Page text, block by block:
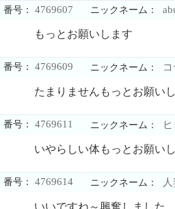
番号： 4769607 ニックネーム：
もっとお願いします
番号： 4769609 ニックネーム：
たまりませんもっとお願い
番号： 4769611 ニックネーム：
いやらしい体もっとお願い
番号： 4769614 ニックネーム：
いいですね～興奮しました